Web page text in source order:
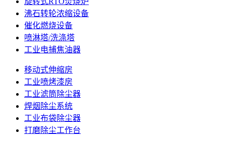
沸石转轮浓缩设备
催化燃烧设备
喷淋塔/洗涤塔
工业电捕焦油器
移动式伸缩房
工业喷烤漆房
工业滤筒除尘器
焊烟除尘系统
工业布袋除尘器
打磨除尘工作台